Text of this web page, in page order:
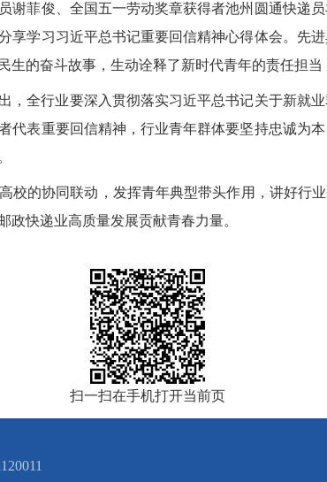
谢菲俊、全国五一劳动奖章获得者池州圆通快递
享学习习近平总书记重要回信精神心得体会。先
的奋斗故事，生动诠释了新时代青年的责任担当
，全行业要深入贯彻落实习近平总书记关于新就
代表重要回信精神，行业青年群体要坚持忠诚为
校的协同联动，发挥青年典型带头作用，讲好行
快递业高质量发展贡献青春力量。
扫一扫在手机打开当前页